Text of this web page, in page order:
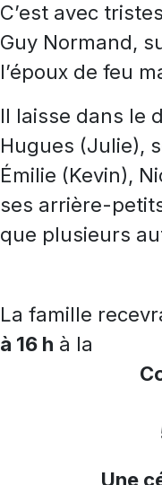
C’est avec
Guy Normand,
l’époux de feu
Il laisse dans le
Hugues (Julie),
Émilie (Kevin),
ses arrière-
que plusieurs
La famille
à 16 h à la
Une